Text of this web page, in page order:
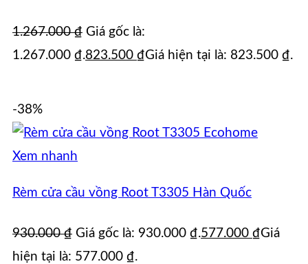
1.267.000₫ Giá gốc là:
1.267.000 ₫.823.500 ₫Giá hiện tại là: 823.500 ₫.
-38%
Xem nhanh
Rèm cửa cầu vồng Root T3305 Hàn Quốc
930.000₫ Giá gốc là: 930.000 ₫.577.000 ₫Giá
hiện tại là: 577.000 ₫.